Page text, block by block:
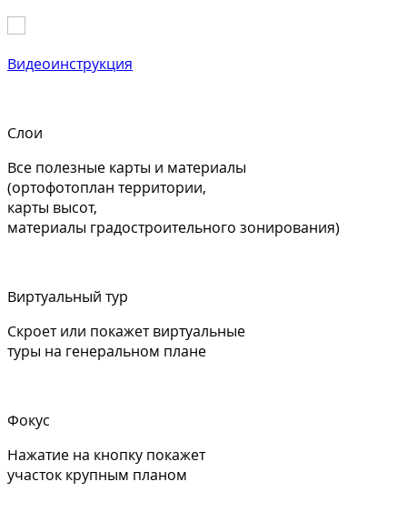
Видеоинструкция
Слои
Все полезные карты и материалы
(ортофотоплан территории,
карты высот,
материалы градостроительного зонирования)
Виртуальный тур
Скроет или покажет виртуальные
туры на генеральном плане
Фокус
Нажатие на кнопку покажет
участок крупным планом